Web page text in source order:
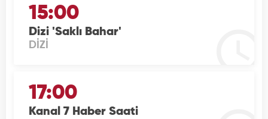
15:00
Dizi 'Saklı Bahar'
DİZİ
17:00
Kanal 7 Haber Saati